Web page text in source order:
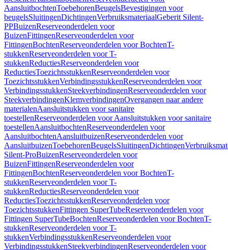
AansluitbochtenToebehorenBeugelsBevestigingen voor
beugelsSluitingenDichtingenVerbruiksmateriaalGeberit Silent-
PPBuizenReserveonderdelen voor
BuizenFittingenReserveonderdelen voor
FittingenBochtenReserveonderdelen voor BochtenT-
stukkenReserveonderdelen voor T-
stukkenReductiesReserveonderdelen voor
ReductiesToezichtsstukkenReserveonderdelen voor
ToezichtsstukkenVerbindingsstukkenReserveonderdelen voor
VerbindingsstukkenSteekverbindingenReserveonderdelen voor
SteekverbindingenKlemverbindingenOvergangen naar andere
materialenAansluitstukken voor sanitaire
toestellenReserveonderdelen voor Aansluitstukken voor sanitaire
toestellenAansluitbochtenReserveonderdelen voor
AansluitbochtenAansluitbuizenReserveonderdelen voor
AansluitbuizenToebehorenBeugelsSluitingenDichtingen
Silent-ProBuizenReserveonderdelen voor
BuizenFittingenReserveonderdelen voor
FittingenBochtenReserveonderdelen voor BochtenT-
stukkenReserveonderdelen voor T-
stukkenReductiesReserveonderdelen voor
ReductiesToezichtsstukkenReserveonderdelen voor
ToezichtsstukkenFittingen SuperTubeReserveonderdelen voor
Fittingen SuperTubeBochtenReserveonderdelen voor BochtenT-
stukkenReserveonderdelen voor T-
stukkenVerbindingsstukkenReserveonderdelen voor
VerbindingsstukkenSteekverbindingenReserveonderdelen voor